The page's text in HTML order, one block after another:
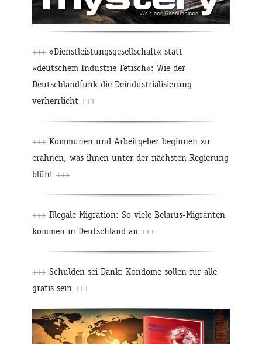
+++ »Dienstleistungsgesellschaft« statt
»deutschem Industrie-Fetisch«: Wie der
Deutschlandfunk die Deindustrialisierung
verherrlicht +++
+++ Kommunen und Arbeitgeber beginnen zu
erahnen, was ihnen unter der nächsten Regierung
blüht +++
+++ Illegale Migration: So viele Belarus-Migranten
kommen in Deutschland an +++
+++ Schulden sei Dank: Kondome sollen für alle
gratis sein +++